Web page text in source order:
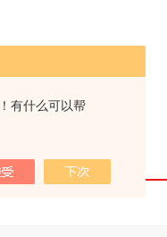
有什么可以帮